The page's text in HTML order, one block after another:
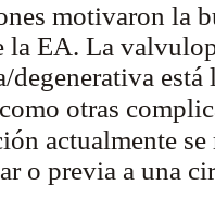
motivaron la
la EA. La
está
otras
actualmente
o previa a una